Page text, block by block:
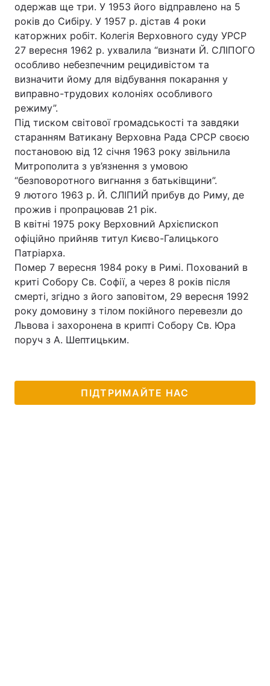
одержав ще три. У 1953 його відправлено на 5
років до Сибіру. У 1957 р. дістав 4 роки
каторжних робіт. Колегія Верховного суду УРСР
27 вересня 1962 р. ухвалила “визнати Й. СЛІПОГО
особливо небезпечним рецидивістом та
визначити йому для відбування покарання у
виправно-трудових колоніях особливого
режиму”.
Під тиском світової громадськості та завдяки
старанням Ватикану Верховна Рада СРСР своєю
постановою від 12 січня 1963 року звільнила
Митрополита з ув’язнення з умовою
“безповоротного вигнання з батьківщини”.
9 лютого 1963 р. Й. СЛІПИЙ прибув до Риму, де
прожив і пропрацював 21 рік.
В квітні 1975 року Верховний Архієпископ
офіційно прийняв титул Києво-Галицького
Патріарха.
Помер 7 вересня 1984 року в Римі. Похований в
криті Собору Св. Софії, а через 8 років після
смерті, згідно з його заповітом, 29 вересня 1992
року домовину з тілом покійного перевезли до
Львова і захоронена в крипті Собору Св. Юра
поруч з А. Шептицьким.
ПІДТРИМАЙТЕ НАС